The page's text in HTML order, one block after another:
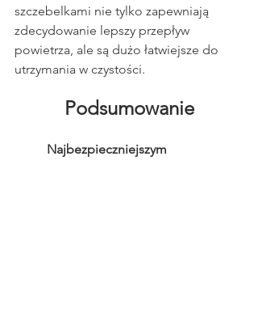
szczebelkami nie tylko zapewniają
zdecydowanie lepszy przepływ
powietrza, ale są dużo łatwiejsze do
utrzymania w czystości.
Podsumowanie
Najbezpieczniejszym